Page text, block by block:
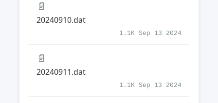
📄
20240910.dat
1.1K Sep 13 2024
📄
20240911.dat
1.1K Sep 13 2024